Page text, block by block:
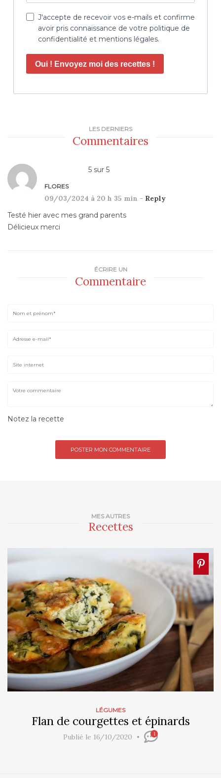
J'accepte de recevoir vos e-mails et confirme
avoir pris connaissance de votre politique de
confidentialité et mentions légales.
Oui ! Envoyez moi des recettes !
MES AUTRES
Recettes
LÉGUMES
Flan de courgettes et épinards
Publié le 16/10/2020 1
LES DERNIERS
Commentaires
5 sur 5
FLORES
09/03/2024 à 20 h 35 min - Reply
Testé hier avec mes grand parents
Délicieux merci
ÉCRIRE UN
Commentaire
Notez la recette